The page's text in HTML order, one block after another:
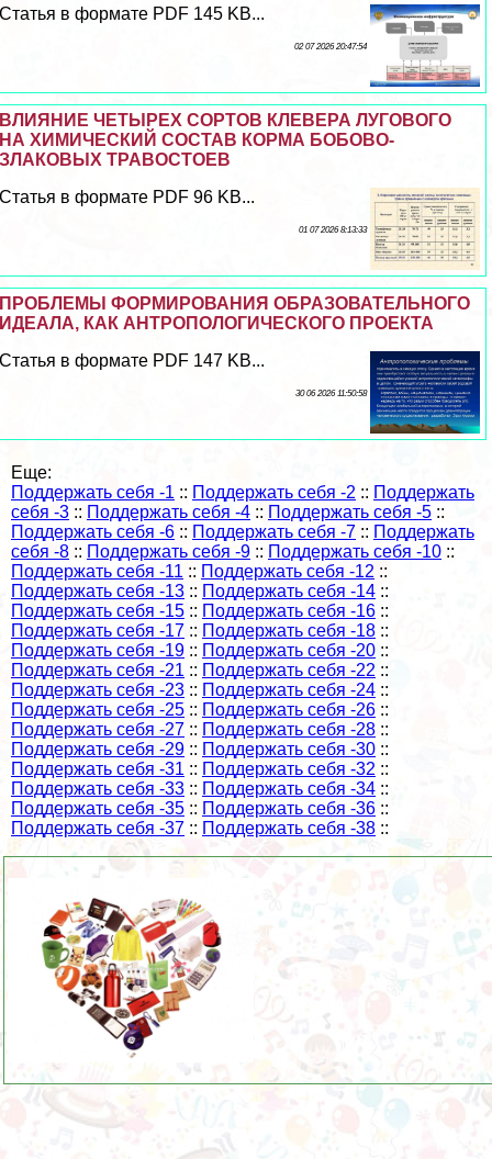
Статья в формате PDF 145 KB...
02 07 2026 20:47:54
ВЛИЯНИЕ ЧЕТЫРЕХ СОРТОВ КЛЕВЕРА ЛУГОВОГО
НА ХИМИЧЕСКИЙ СОСТАВ КОРМА БОБОВО-
ЗЛАКОВЫХ ТРАВОСТОЕВ
Статья в формате PDF 96 KB...
01 07 2026 8:13:33
ПРОБЛЕМЫ ФОРМИРОВАНИЯ ОБРАЗОВАТЕЛЬНОГО
ИДЕАЛА, КАК АНТРОПОЛОГИЧЕСКОГО ПРОЕКТА
Статья в формате PDF 147 KB...
30 06 2026 11:50:58
Еще:
Поддержать себя -1 :: Поддержать себя -2 :: Поддержать
себя -3 :: Поддержать себя -4 :: Поддержать себя -5 ::
Поддержать себя -6 :: Поддержать себя -7 :: Поддержать
себя -8 :: Поддержать себя -9 :: Поддержать себя -10 ::
Поддержать себя -11 :: Поддержать себя -12 ::
Поддержать себя -13 :: Поддержать себя -14 ::
Поддержать себя -15 :: Поддержать себя -16 ::
Поддержать себя -17 :: Поддержать себя -18 ::
Поддержать себя -19 :: Поддержать себя -20 ::
Поддержать себя -21 :: Поддержать себя -22 ::
Поддержать себя -23 :: Поддержать себя -24 ::
Поддержать себя -25 :: Поддержать себя -26 ::
Поддержать себя -27 :: Поддержать себя -28 ::
Поддержать себя -29 :: Поддержать себя -30 ::
Поддержать себя -31 :: Поддержать себя -32 ::
Поддержать себя -33 :: Поддержать себя -34 ::
Поддержать себя -35 :: Поддержать себя -36 ::
Поддержать себя -37 :: Поддержать себя -38 ::